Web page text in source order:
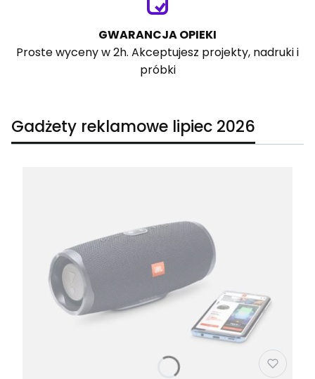
GWARANCJA OPIEKI
Proste wyceny w 2h. Akceptujesz projekty, nadruki i
próbki
Gadżety reklamowe lipiec 2026